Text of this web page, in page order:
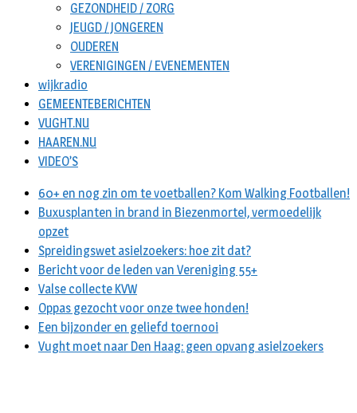
GEZONDHEID / ZORG
JEUGD / JONGEREN
OUDEREN
VERENIGINGEN / EVENEMENTEN
wijkradio
GEMEENTEBERICHTEN
VUGHT.NU
HAAREN.NU
VIDEO’S
60+ en nog zin om te voetballen? Kom Walking Footballen!
Buxusplanten in brand in Biezenmortel, vermoedelijk
opzet
Spreidingswet asielzoekers: hoe zit dat?
Bericht voor de leden van Vereniging 55+
Valse collecte KVW
Oppas gezocht voor onze twee honden!
Een bijzonder en geliefd toernooi
Vught moet naar Den Haag: geen opvang asielzoekers